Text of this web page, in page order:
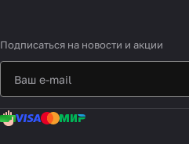
Подписаться на новости и акции